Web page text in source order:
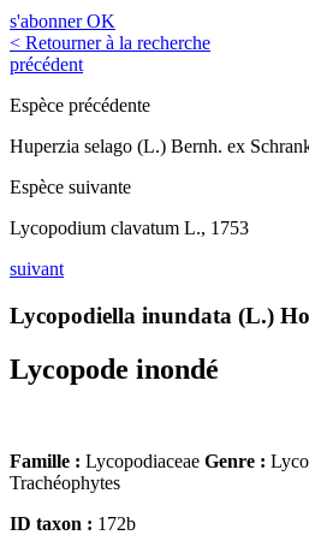
s'abonner OK
< Retourner à la recherche
précédent
Espèce précédente
Huperzia selago (L.) Bernh. ex
Espèce suivante
Lycopodium clavatum L., 1753
suivant
Lycopodiella inundata (L.)
Lycopode inondé
Famille : Lycopodiaceae Genre :
Trachéophytes
ID taxon : 172b